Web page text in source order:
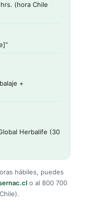
(hora Chile
+
Herbalife (30
hábiles, puedes
o al 800 700